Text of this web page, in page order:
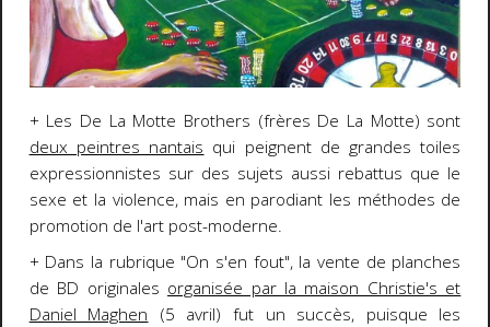
+ Les De La Motte Brothers (frères De La Motte) sont
deux peintres nantais qui peignent de grandes toiles
expressionnistes sur des sujets aussi rebattus que le
sexe et la violence, mais en parodiant les méthodes de
promotion de l'art post-moderne.
+ Dans la rubrique "On s'en fout", la vente de planches
de BD originales organisée par la maison Christie's et
Daniel Maghen (5 avril) fut un succès, puisque les